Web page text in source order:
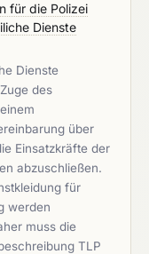
für die Polizei
Dienste
Dienste
des
über
Einsatzkräfte der
abzuschließen.
für
werden
muss die
TLP